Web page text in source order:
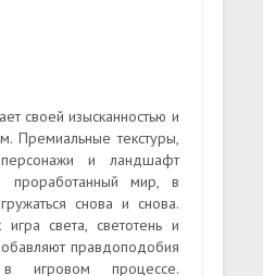
своей изысканностью и
Премиальные текстуры,
персонажи и ландшафт
проработанный мир, в
снова и снова.
света, светотень и
правдоподобия
игровом процессе.